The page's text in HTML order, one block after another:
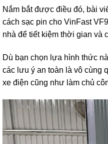
Nắm bắt được điều đó, bài
cách sạc pin cho VinFast
nhà để tiết kiệm thời gian và
Dù bạn chọn lựa hình thức
các lưu ý an toàn là vô cùng
xe điện cũng như làm chủ